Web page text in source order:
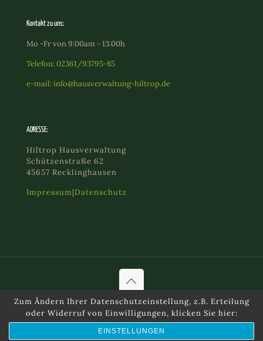
Kontakt zu uns:
Mo -Fr von 9:00am - 13:00h
Telefon: 02361/93795-85
e-mail: info@hausverwaltung-hiltrop.de
ADRESSE:
Hiltrop Hausverwaltung
Schützenstraße 62
45657 Recklinghausen
Impressum|Datenschutz
© 2021 Hiltrop eGbR | website bya-mec.com
Zum Ändern Ihrer Datenschutzeinstellung, z.B. Erteilung
oder Widerruf von Einwilligungen, klicken Sie hier:
EINSTELLUNGEN